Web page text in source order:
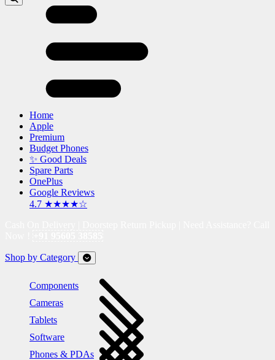
Home
Apple
Premium
Budget Phones
✨ Good Deals
Spare Parts
OnePlus
Google Reviews
4.7 ★★★★☆
Shop by Category
Components
Cameras
Tablets
Software
Phones & PDAs